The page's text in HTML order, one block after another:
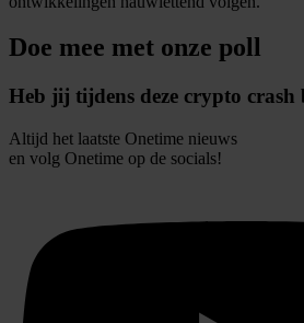
partners kunnen deze gegevens
informatie die u aan ze heeft
verzameld op basis van uw gebruik
Doe mee met onze poll
Heb jij tijdens deze crypto crash
Altijd het laatste Onetime nieuws
en volg Onetime op de socials!